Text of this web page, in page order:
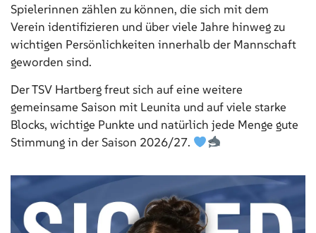
Spielerinnen zählen zu können, die sich mit dem
Verein identifizieren und über viele Jahre hinweg zu
wichtigen Persönlichkeiten innerhalb der Mannschaft
geworden sind.
Der TSV Hartberg freut sich auf eine weitere
gemeinsame Saison mit Leunita und auf viele starke
Blocks, wichtige Punkte und natürlich jede Menge gute
Stimmung in der Saison 2026/27.